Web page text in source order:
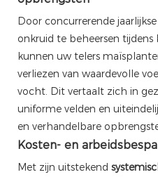
Door concurrerende
onkruid te beheersen tijdens
kunnen uw telers
verliezen van waardevolle
vocht. Dit vertaalt zich in
uniforme velden en
en verhandelbare
Kosten- en
Met zijn uitstekend